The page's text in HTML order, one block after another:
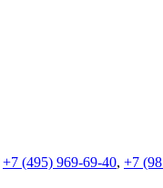
+7 (495) 969-69-40, +7